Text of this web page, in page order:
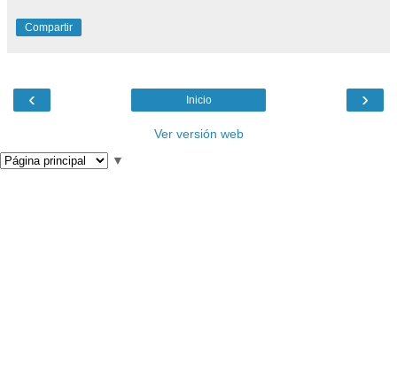
Compartir
‹ ›
Inicio
Ver versión web
▼